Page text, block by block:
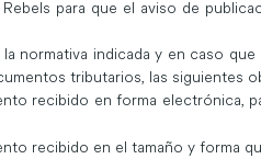
para que el aviso de
normativa indicada y en caso
tributarios, las siguientes
recibido en forma electrónica,
recibido en el tamaño y forma